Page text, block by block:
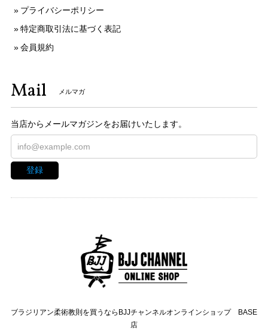
プライバシーポリシー
特定商取引法に基づく表記
会員規約
Mail メルマガ
当店からメールマガジンをお届けいたします。
登録
ブラジリアン柔術教則を買うならBJJチャンネルオンラインショップ BASE
店